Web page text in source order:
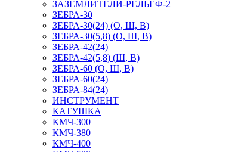
ЗАЗЕМЛИТЕЛИ-РЕЛЬЕФ-2
ЗЕБРА-30
ЗЕБРА-30(24) (О, Ш, В)
ЗЕБРА-30(5,8) (О, Ш, В)
ЗЕБРА-42(24)
ЗЕБРА-42(5,8) (Ш, В)
ЗЕБРА-60 (О, Ш, В)
ЗЕБРА-60(24)
ЗЕБРА-84(24)
ИНСТРУМЕНТ
КАТУШКА
КМЧ-300
КМЧ-380
КМЧ-400